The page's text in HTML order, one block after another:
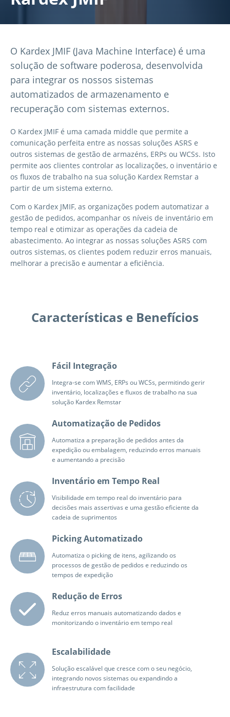
O Kardex JMIF (Java Machine Interface) é uma
solução de software poderosa, desenvolvida
para integrar os nossos sistemas
automatizados de armazenamento e
recuperação com sistemas externos.
O Kardex JMIF é uma camada middle que permite a
comunicação perfeita entre as nossas soluções ASRS e
outros sistemas de gestão de armazéns, ERPs ou WCSs. Isto
permite aos clientes controlar as localizações, o inventário e
os fluxos de trabalho na sua solução Kardex Remstar a
partir de um sistema externo.
Com o Kardex JMIF, as organizações podem automatizar a
gestão de pedidos, acompanhar os níveis de inventário em
tempo real e otimizar as operações da cadeia de
abastecimento. Ao integrar as nossas soluções ASRS com
outros sistemas, os clientes podem reduzir erros manuais,
melhorar a precisão e aumentar a eficiência.
Características e Benefícios
Fácil Integração
Integra-se com WMS, ERPs ou WCSs, permitindo gerir
inventário, localizações e fluxos de trabalho na sua
solução Kardex Remstar
Automatização de Pedidos
Automatiza a preparação de pedidos antes da
expedição ou embalagem, reduzindo erros manuais
e aumentando a precisão
Inventário em Tempo Real
Visibilidade em tempo real do inventário para
decisões mais assertivas e uma gestão eficiente da
cadeia de suprimentos
Picking Automatizado
Automatiza o picking de itens, agilizando os
processos de gestão de pedidos e reduzindo os
tempos de expedição
Redução de Erros
Reduz erros manuais automatizando dados e
monitorizando o inventário em tempo real
Escalabilidade
Solução escalável que cresce com o seu negócio,
integrando novos sistemas ou expandindo a
infraestrutura com facilidade